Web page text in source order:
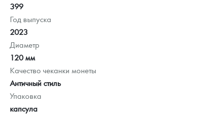
399
Год выпуска
2023
Диаметр
120 мм
Качество чеканки монеты
Античный стиль
Упаковка
капсула